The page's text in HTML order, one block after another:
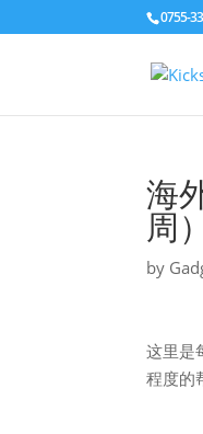
0755-
海
周）
by
这里是
程度的